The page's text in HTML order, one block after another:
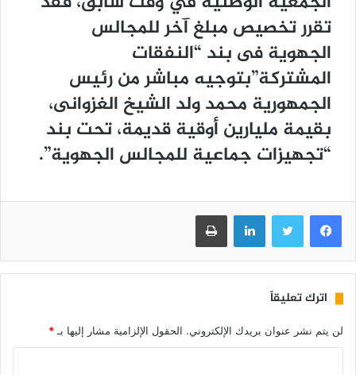
تقرر تخصيص مبلغ آخر للمجالس
الجهوية فى بند “النفقات
المشتركة”بتوجيه مباشر من رئيس
الجمهورية محمد ولد الشيخ الغزوانى،
بقيمة مليارين أوقية قديمة، تحت بند
“تجهيزات جماعية للمجالس الجهوية”.
فيسبوك تويتر لينكدإن طباعة
اترك تعليقاً
لن يتم نشر عنوان بريدك الإلكتروني. الحقول الإلزامية مشار إليها بـ *